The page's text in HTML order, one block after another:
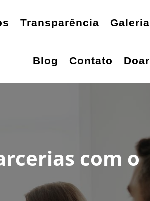
Transparência Galeria
Blog Contato Doar
com o